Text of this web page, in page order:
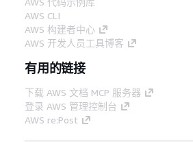
AWS CLI
AWS 构建者中心
AWS 开发人员工具博客
有用的链接
下载 AWS 文档 MCP 服务器
登录 AWS 管理控制台
AWS re:Post